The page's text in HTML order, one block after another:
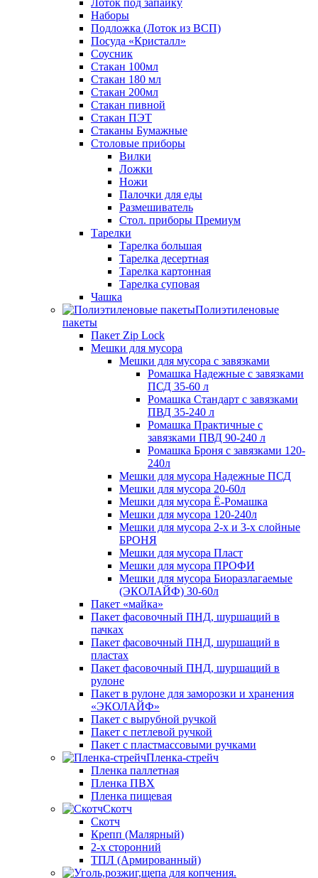
Наборы
Подложка (Лоток из ВСП)
Посуда «Кристалл»
Соусник
Стакан 100мл
Стакан 180 мл
Стакан 200мл
Стакан пивной
Стакан ПЭТ
Стаканы Бумажные
Столовые приборы
Вилки
Ложки
Ножи
Палочки для еды
Размешиватель
Стол. приборы Премиум
Тарелки
Тарелка большая
Тарелка десертная
Тарелка картонная
Тарелка суповая
Чашка
Полиэтиленовые
пакеты
Пакет Zip Lock
Мешки для мусора
Мешки для мусора с завязками
Ромашка Надежные с завязками
ПСД 35-60 л
Ромашка Стандарт с завязками
ПВД 35-240 л
Ромашка Практичные с
завязками ПВД 90-240 л
Ромашка Броня с завязками 120-
240л
Мешки для мусора Надежные ПСД
Мешки для мусора 20-60л
Мешки для мусора Ё-Ромашка
Мешки для мусора 120-240л
Мешки для мусора 2-х и 3-х слойные
БРОНЯ
Мешки для мусора Пласт
Мешки для мусора ПРОФИ
Мешки для мусора Биоразлагаемые
(ЭКОЛАЙФ) 30-60л
Пакет «майка»
Пакет фасовочный ПНД, шуршащий в
пачках
Пакет фасовочный ПНД, шуршащий в
пластах
Пакет фасовочный ПНД, шуршащий в
рулоне
Пакет в рулоне для заморозки и хранения
«ЭКОЛАЙФ»
Пакет с вырубной ручкой
Пакет с петлевой ручкой
Пакет с пластмассовыми ручками
Пленка-стрейч
Пленка паллетная
Пленка ПВХ
Пленка пищевая
Скотч
Скотч
Крепп (Малярный)
2-х сторонний
ТПЛ (Армированный)